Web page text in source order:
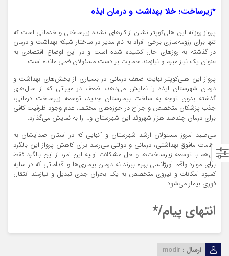
*زیرساخت؛ خلا بهداشت و درمان ایذه
پرواز روزانه این هلی‌کوپتر نشان از کارهای نشده زیرساختی و خدماتی است که
تنها برای رزومه‌سازی برخی افراد به نام مدیر در ساختار شبکه بهداشت و درمان
در گذشته به روزهای حال کشیده شده است و در این اوضاع اقتصادی به
عنوان یک نیاز مبرم و نیازمند حمایت بر دست مسئولان فعلی مانده است.
پرواز این هلی‌کوپتر نهایت ضعف درمانی در بسیاری از بخش‌های بهداشت و
درمان شهرستان ایذه را نمایش می‌دهد، ضعف در میراثی که از سال‌های
گذشته بدون توجه به ساخت بیمارستان جدید، توسعه زیرساخت درمانی،
جذب پزشکان متخصص و جراح در حوزه‌های مختلف، عدم وجود ظرفیت کافی
برای درمان چندصد هزار شهروند این شهرستان و… را به نمایش می‌گذارد.
می‌طلبد امروز مسئولان ارشد شهرستان و آنهایی که در استان صدایشان به
مقامات مافوق بهداشتی، درمانی و دولتی می‌رسد برای کاهش پرواز این بالگرد
آن‌هم با توسعه زیرساخت‌ها و حل مشکلات اولیه این امر، از این بالگرد فقط
برای موارد واقعا اورژانسی بهره ببرند نه درمان بیماری‌ها و اقداماتی که در سایه
کمبود امکانات و نیروی متخصص به یک بحران جدی تبدیل و نیازمند انتقال
فوری بیمار می‌شود.
انتهای پیام/*
ارسال : modir